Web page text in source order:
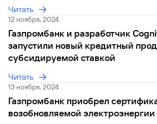
Читать
12 ноября, 2024
Газпромбанк и разработчик
запустили новый кредитный
субсидируемой ставкой
Читать
13 ноября, 2024
Газпромбанк приобрел
возобновляемой электроэнергии